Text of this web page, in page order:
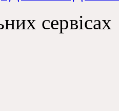
сервісах